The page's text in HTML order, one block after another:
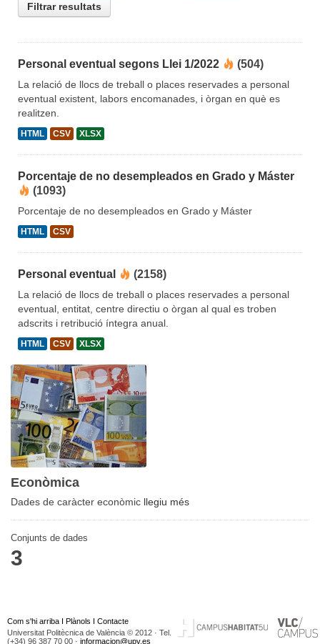
Filtrar resultats
Personal eventual segons Llei 1/2022 (504)
La relació de llocs de treball o places reservades a personal
eventual existent, labors encomanades, i òrgan en què es
realitzen.
HTML CSV XLSX
Porcentaje de no desempleados en Grado y Máster
(1093)
Porcentaje de no desempleados en Grado y Máster
HTML CSV
Personal eventual (2158)
La relació de llocs de treball o places reservades a personal
eventual, entitat, centre directiu o òrgan al qual es troben
adscrits i retribució íntegra anual.
HTML CSV XLSX
Econòmica
Dades de caràcter econòmic llegiu més
Conjunts de dades
3
Com s'hi arriba I Plànols I Contacte
Universitat Politècnica de València © 2012 · Tel.
(+34) 96 387 70 00 · informacion@upv.es